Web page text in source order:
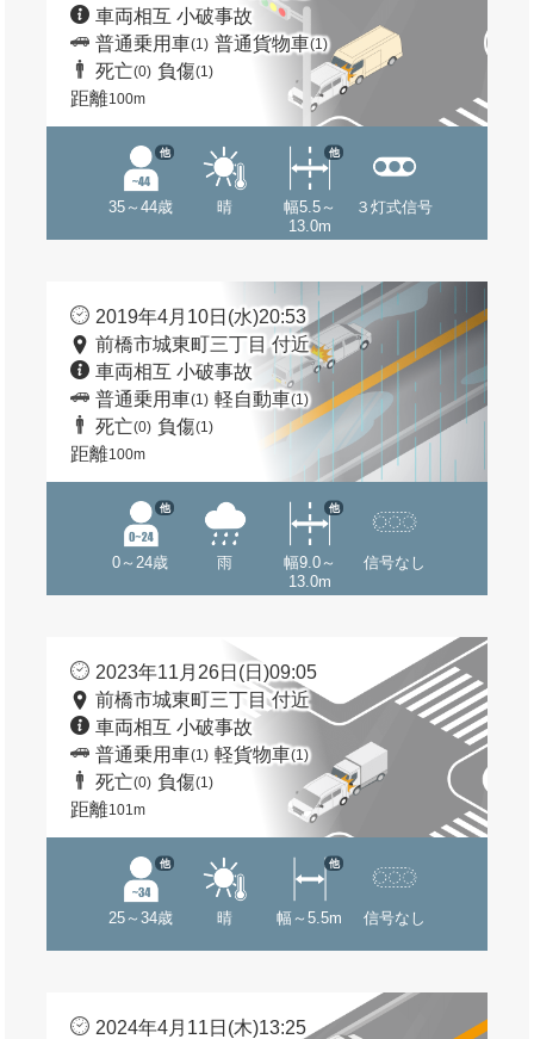
車両相互 小破事故
普通乗用車(1) 普通貨物車(1)
死亡(0) 負傷(1)
距離100m
35～44歳
他
晴
幅5.5～
13.0m
他
３灯式信号
2019年4月10日(水)20:53
前橋市城東町三丁目 付近
車両相互 小破事故
普通乗用車(1) 軽自動車(1)
死亡(0) 負傷(1)
距離100m
0～24歳
他
雨
幅9.0～
13.0m
他
信号なし
2023年11月26日(日)09:05
前橋市城東町三丁目 付近
車両相互 小破事故
普通乗用車(1) 軽貨物車(1)
死亡(0) 負傷(1)
距離101m
25～34歳
他
晴 幅～5.5m
他
信号なし
2024年4月11日(木)13:25